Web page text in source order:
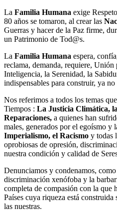
La Familia Humana exige
80 años se tomaron, al crear las
Guerras y hacer de la Paz firme,
un Patrimonio de Tod@s.
La Familia Humana espera,
reclama, demanda, requiere, Unión
Inteligencia, la Serenidad, la
indispensables para construir, ya no
Nos referimos a todos los temas
Tiempos : La Justicia Climática,
Reparaciones, a quienes han
males, generados por el egoísmo y
Imperialismo, el Racismo y todas
oprobiosas de opresión,
nuestra condición y calidad de
Denunciamos y condenamos,
discriminación xenófoba y la
completa de compasión con la que
Países cuya riqueza está
las nuestras.